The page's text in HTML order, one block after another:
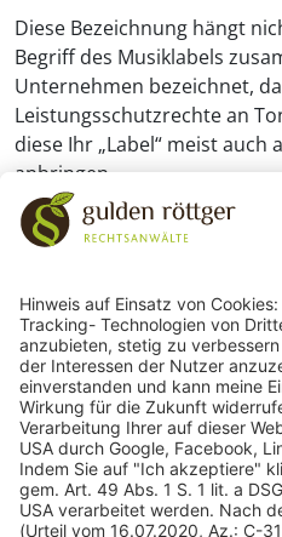
Diese Bezeichnung hängt
Begriff des Musiklabels
Unternehmen bezeichnet,
Leistungsschutzrechte an
diese Ihr „Label“ meist auch
anbringen.
gulden
gulden röttger
Jean-Pierre-Jungels-